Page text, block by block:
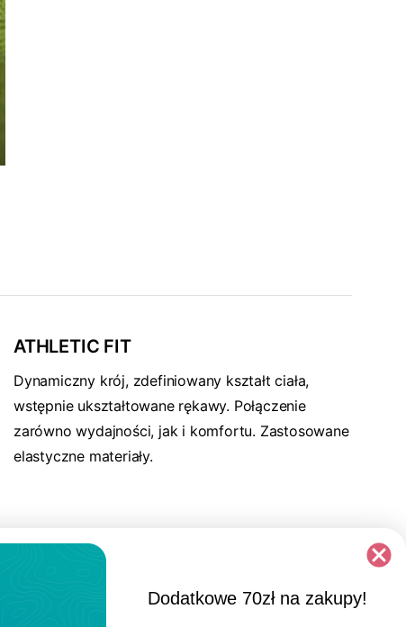
ATHLETIC FIT
Dynamiczny krój, zdefiniowany kształt ciała,
wstępnie ukształtowane rękawy. Połączenie
zarówno wydajności, jak i komfortu. Zastosowane
elastyczne materiały.
Dodatkowe 70zł na zakupy!